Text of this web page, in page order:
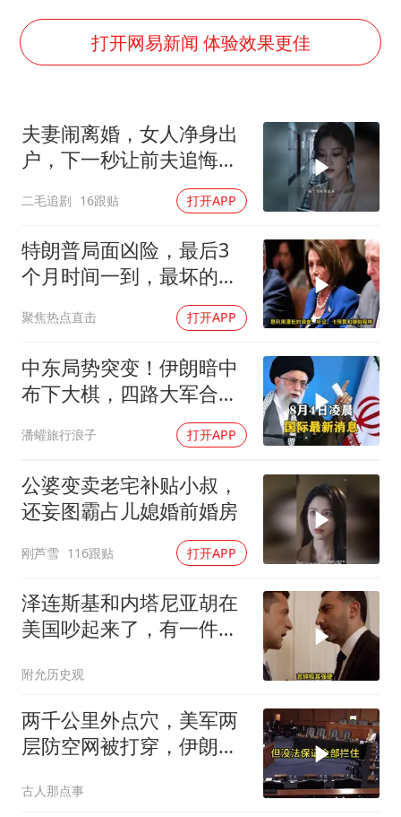
河南：领导干部要带头休假
中方公布5项对美反制措施
13岁少年白天写作业晚上夜市炒粉
华为新款折叠屏电脑24999元起
坚持党全面领导和党中央集中统一领导
打开网易新闻 体验效果更佳
夫妻闹离婚，女人净身出
户，下一秒让前夫追悔莫
二毛追剧 16跟贴 打开APP
特朗普局面凶险，最后3
个月时间一到，最坏的结
聚焦热点直击 打开APP
中东局势突变！伊朗暗中
布下大棋，四路大军合
围，特朗普面临死局
潘蠸旅行浪子 打开APP
公婆变卖老宅补贴小叔，
还妄图霸占儿媳婚前婚房
刚芦雪 116跟贴 打开APP
泽连斯基和内塔尼亚胡在
美国吵起来了，有一件事
附允历史观
两千公里外点穴，美军两
层防空网被打穿，伊朗亮
不住了
古人那点事